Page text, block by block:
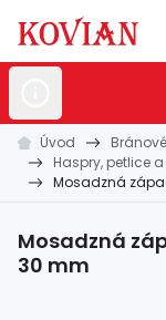
Nerezové
Hliníkové
Kované
Úvod
Haspry, petlice
Mosadzná
Mosadzná
30 mm